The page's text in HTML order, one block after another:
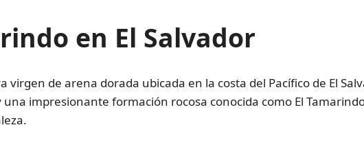
en El Salvador
virgen de arena dorada ubicada en la costa del Pacífico de El
una impresionante formación rocosa conocida como El